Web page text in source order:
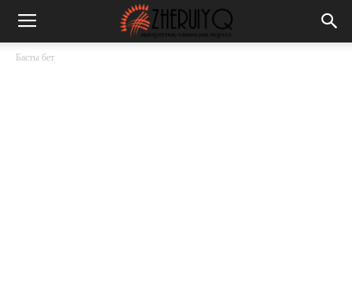
Басты бет